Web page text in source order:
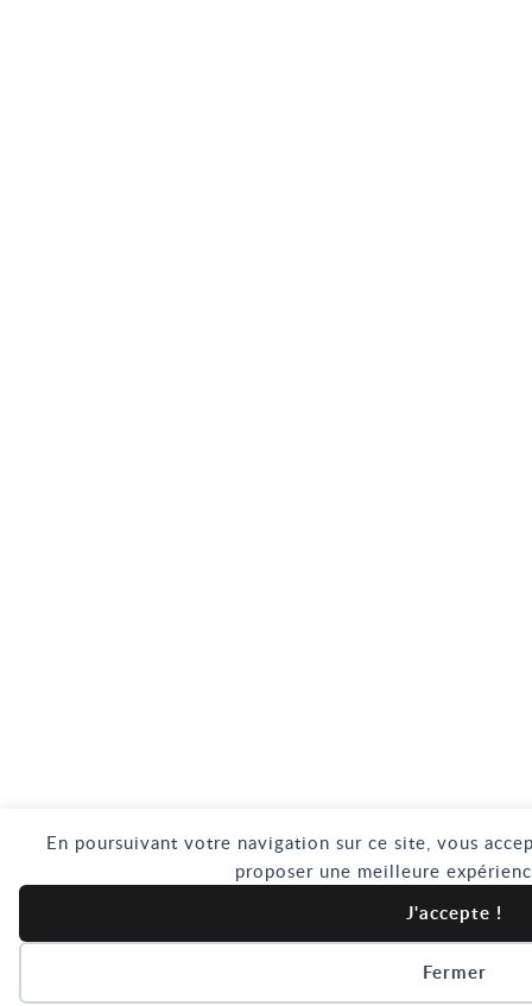
En poursuivant votre navigation sur ce site, vous
proposer une meilleure
J'accepte !
Fermer